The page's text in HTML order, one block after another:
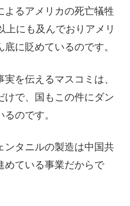
よるアメリカの死亡犠牲
上にも及んでおりアメリ
に貶めているのです。
を伝えるマスコミは、
けで、国もこの件にダン
のです。
ンタニルの製造は中国共
めている事業だからで